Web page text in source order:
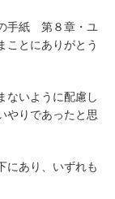
手紙 第８章・ユ
ことにありがとう
ないように配慮し
やりであったと思
にあり、いずれも